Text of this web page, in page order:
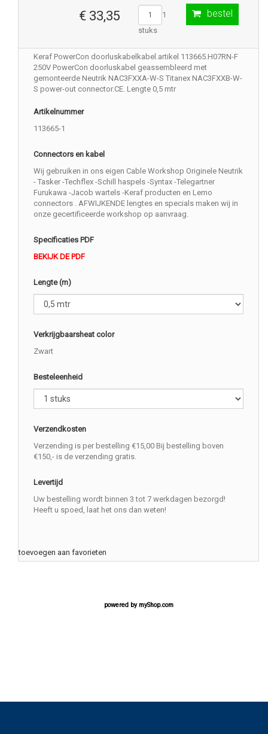
€ 33,35
1
stuks
bestel
Keraf PowerCon doorluskabelkabel.artikel 113665.H07RN-F
250V PowerCon doorluskabel geassembleerd met
gemonteerde Neutrik NAC3FXXA-W-S Titanex NAC3FXXB-W-
S power-out connector.CE. Lengte 0,5 mtr
Artikelnummer
113665-1
Connectors en kabel
Wij gebruiken in ons eigen Cable Workshop Originele Neutrik
- Tasker -Techflex -Schill haspels -Syntax -Telegartner
Furukawa -Jacob wartels -Keraf producten en Lemo
connectors . AFWIJKENDE lengtes en specials maken wij in
onze gecertificeerde workshop op aanvraag.
Specificaties PDF
BEKIJK DE PDF
Lengte (m)
Verkrijgbaarsheat color
Zwart
Besteleenheid
Verzendkosten
Verzending is per bestelling €15,00 Bij bestelling boven
€150,- is de verzending gratis.
Levertijd
Uw bestelling wordt binnen 3 tot 7 werkdagen bezorgd!
Heeft u spoed, laat het ons dan weten!
toevoegen aan favorieten
powered by myShop.com